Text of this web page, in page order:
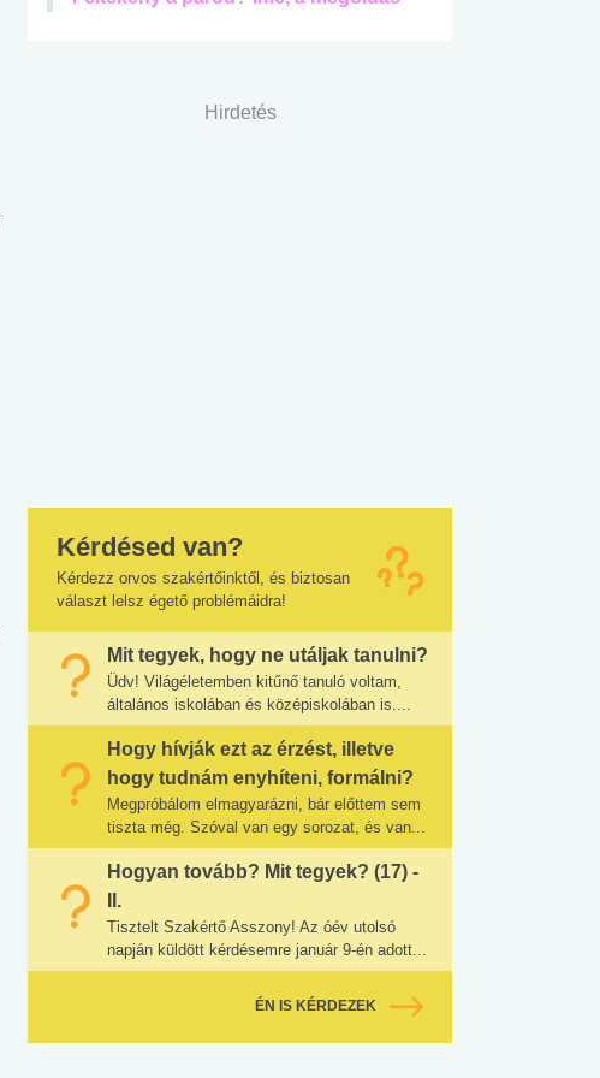
Hirdetés
Kérdésed van?
Kérdezz orvos szakértőinktől, és biztosan
választ lelsz égető problémáidra!
Mit tegyek, hogy ne utáljak tanulni?
Üdv! Világéletemben kitűnő tanuló voltam,
általános iskolában és középiskolában is....
Hogy hívják ezt az érzést, illetve
hogy tudnám enyhíteni, formálni?
Megpróbálom elmagyarázni, bár előttem sem
tiszta még. Szóval van egy sorozat, és van...
Hogyan tovább? Mit tegyek? (17) -
II.
Tisztelt Szakértő Asszony! Az óév utolsó
napján küldött kérdésemre január 9-én adott...
ÉN IS KÉRDEZEK